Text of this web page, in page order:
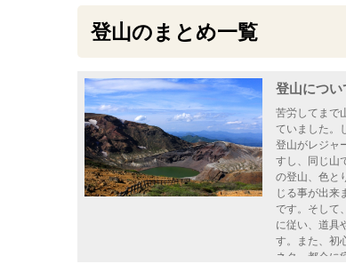
【ソロキャンプの魅力を満喫】ソロテントの選
【ポップアッ
ゴアテックスウエアの洗濯・保管やメンテナン
北アルプスの
【注目】モンベルがキャンプ用品に注力！｜モ
登山時計の代
人気の靴メーカー！スカルパの特集！選び方と
クライミング
パティシエキャンパーSakiさんに教わる！『か
パティシエキ
登山歴3年目のテント泊装備・持ち物をご紹介し
【八ヶ岳最高
【2021年最新！】9月Amazonのタイムセールを
ペトロマック
「オトナ女子の山登り」チャンネル、山下舞弓
【山でも街で
【高品質】この冬使いたいマーモットのフリー
ビクトリノッ
人気の靴メーカー！スカルパの特集！選び方と
フォックスフ
源流テンカラ釣り たいしょーの想い出釣行記＃
源流テンカラ
ゴアテックスウエアの洗濯・保管やメンテナン
日本向けに作
源流テンカラ釣りのリアルがここにある！料理
パティシエキ
【書籍発売！】ソロキャンプYouTuberタナの
【ソロキャン
パティシエキャンパーSakiさんに教わる！簡単
パティシエキ
北アルプスの最奥部、黒部・雲ノ平へ！有名なクラシ
おでかけ情報サービス「aumo」が連携するメデ
使わない土地
キャンプYouTuber尾上祐一郎が自信を持ってオ
アトミックの
スノーピークの限定バーナー入荷しました
猫が支配して
パタゴニアのウエアやビールが「地球を救う」
押入れに眠っ
登山のまとめ一覧
登山につい
苦労してまで
ていました。
登山がレジャ
すし、同じ山
の登山、色と
じる事が出来
です。そして
に従い、道具
す。また、初
ネタ、都会に